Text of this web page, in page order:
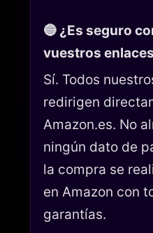
🔵 ¿Es seguro
vuestros
Sí. Todos
redirigen
Amazon.es. No
ningún dato de
la compra se
en Amazon con
garantías.